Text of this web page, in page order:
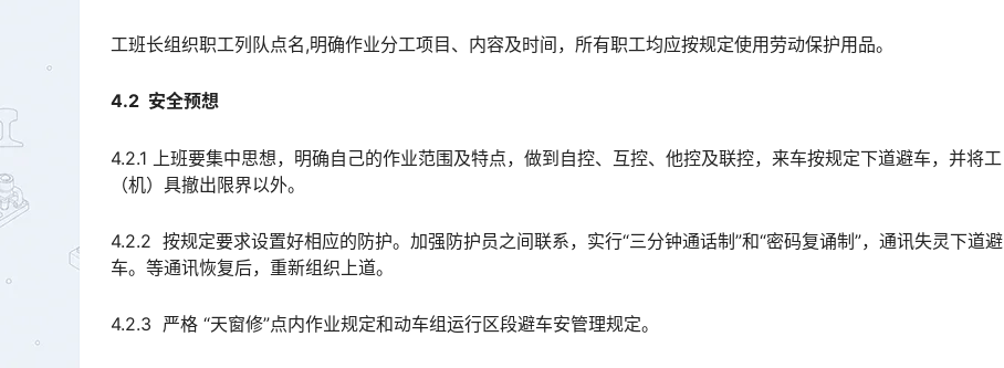
工班长组织职工列队点名,明确作业分工项目、内容及时间，所有职工均应按规定使用劳动保护用品。
4.2 安全预想
4.2.1 上班要集中思想，明确自己的作业范围及特点，做到自控、互控、他控及联控，来车按规定下道避车，并将工
（机）具撤出限界以外。
4.2.2 按规定要求设置好相应的防护。加强防护员之间联系，实行“三分钟通话制”和“密码复诵制”，通讯失灵下道避
车。等通讯恢复后，重新组织上道。
4.2.3 严格 “天窗修”点内作业规定和动车组运行区段避车安管理规定。